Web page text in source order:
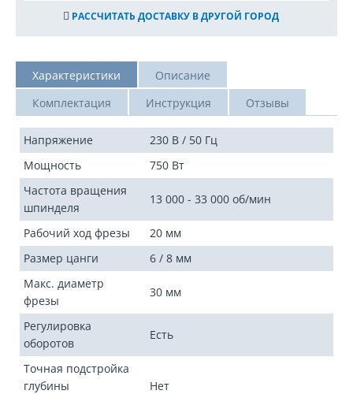
РАССЧИТАТЬ ДОСТАВКУ В ДРУГОЙ ГОРОД
Характеристики
Описание
Комплектация
Инструкция Отзывы
Напряжение
230 В / 50 Гц
Мощность
750 Вт
Частота вращения
шпинделя
13 000 - 33 000 об/мин
Рабочий ход фрезы
20 мм
Размер цанги
6 / 8 мм
Макс. диаметр
фрезы
30 мм
Регулировка
оборотов
Есть
Точная подстройка
глубины
Нет